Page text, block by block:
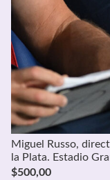
Miguel Russo,
la Plata. Estadio
$500,00